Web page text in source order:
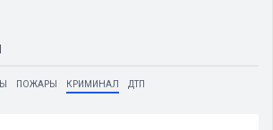
ПОЖАРЫ КРИМИНАЛ ДТП